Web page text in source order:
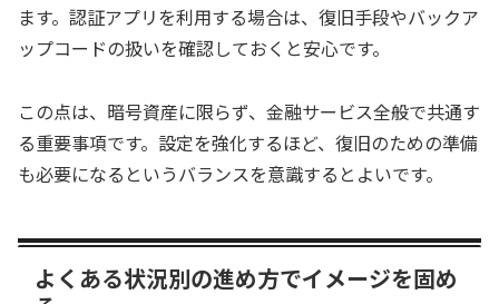
ます。認証アプリを利用する場合は、復旧手段やバックア
ップコードの扱いを確認しておくと安心です。
この点は、暗号資産に限らず、金融サービス全般で共通す
る重要事項です。設定を強化するほど、復旧のための準備
も必要になるというバランスを意識するとよいです。
よくある状況別の進め方でイメージを固め